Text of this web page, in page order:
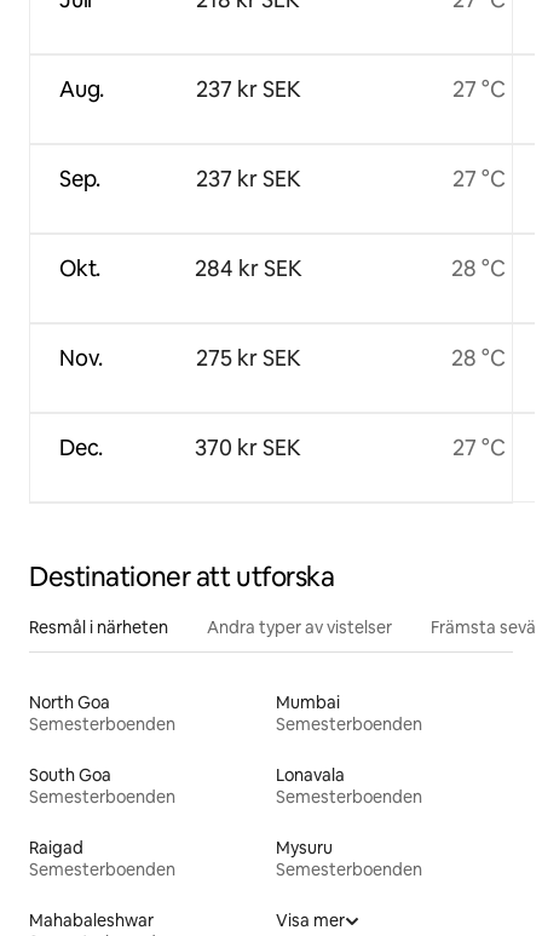
Aug.
Sep.
Okt.
Nov.
Dec.
237 kr SEK
237 kr SEK
284 kr SEK
275 kr SEK
370 kr SEK
27 °C
27 °C
28 °C
28 °C
27 °C
Destinationer att utforska
Resmål i närheten Andra typer av vistelser Främsta
North Goa
Semesterboenden
Mumbai
Semesterboenden
South Goa
Semesterboenden
Lonavala
Semesterboenden
Raigad
Semesterboenden
Mysuru
Semesterboenden
Mahabaleshwar
Visa mer